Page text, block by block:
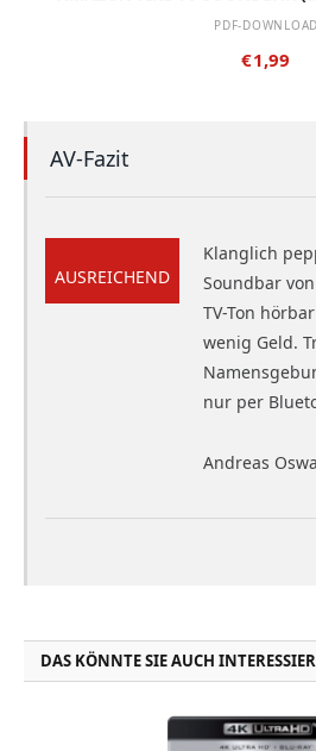
PDF-DOWNLOAD
€1,99
AV-Fazit
AUSREICHEND
Klanglich
Soundbar
TV-Ton
wenig Geld.
nur per
Andreas
DAS KÖNNTE SIE AUCH